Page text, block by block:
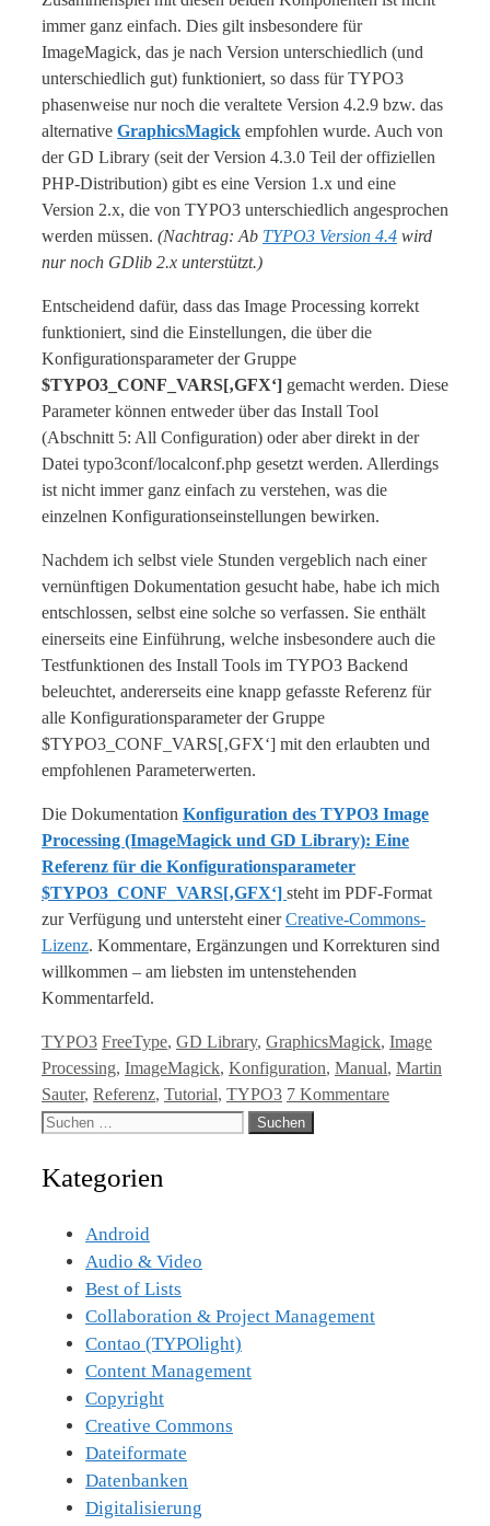
immer ganz einfach. Dies gilt insbesondere für
ImageMagick, das je nach Version unterschiedlich (und
unterschiedlich gut) funktioniert, so dass für TYPO3
phasenweise nur noch die veraltete Version 4.2.9 bzw. das
alternative GraphicsMagick empfohlen wurde. Auch von
der GD Library (seit der Version 4.3.0 Teil der offiziellen
PHP-Distribution) gibt es eine Version 1.x und eine
Version 2.x, die von TYPO3 unterschiedlich angesprochen
werden müssen. (Nachtrag: Ab TYPO3 Version 4.4 wird
nur noch GDlib 2.x unterstützt.)
Entscheidend dafür, dass das Image Processing korrekt
funktioniert, sind die Einstellungen, die über die
Konfigurationsparameter der Gruppe
$TYPO3_CONF_VARS[‚GFX‘] gemacht werden. Diese
Parameter können entweder über das Install Tool
(Abschnitt 5: All Configuration) oder aber direkt in der
Datei typo3conf/localconf.php gesetzt werden. Allerdings
ist nicht immer ganz einfach zu verstehen, was die
einzelnen Konfigurationseinstellungen bewirken.
Nachdem ich selbst viele Stunden vergeblich nach einer
vernünftigen Dokumentation gesucht habe, habe ich mich
entschlossen, selbst eine solche so verfassen. Sie enthält
einerseits eine Einführung, welche insbesondere auch die
Testfunktionen des Install Tools im TYPO3 Backend
beleuchtet, andererseits eine knapp gefasste Referenz für
alle Konfigurationsparameter der Gruppe
$TYPO3_CONF_VARS[‚GFX‘] mit den erlaubten und
empfohlenen Parameterwerten.
Die Dokumentation Konfiguration des TYPO3 Image
Processing (ImageMagick und GD Library): Eine
Referenz für die Konfigurationsparameter
$TYPO3_CONF_VARS[‚GFX‘] steht im PDF-Format
zur Verfügung und untersteht einerCreative-Commons-
Lizenz. Kommentare, Ergänzungen und Korrekturen sind
willkommen – am liebsten im untenstehenden
Kommentarfeld.
Kategorien
TYPO3 Tags
FreeType, GD Library, GraphicsMagick, Image
Processing, ImageMagick, Konfiguration, Manual, Martin
Sauter, Referenz, Tutorial, TYPO3 7 Kommentare
Suche
Kategorien
Android
Audio & Video
Best of Lists
Collaboration & Project Management
Contao (TYPOlight)
Content Management
Copyright
Creative Commons
Dateiformate
Datenbanken
Digitalisierung